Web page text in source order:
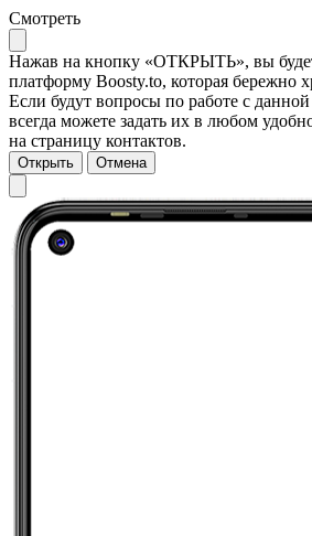
Смотреть
Нажав на кнопку «ОТКРЫТЬ», вы
платформу Boosty.to, которая бережно
Если будут вопросы по работе с
всегда можете задать их в любом
на страницу контактов.
Открыть Отмена